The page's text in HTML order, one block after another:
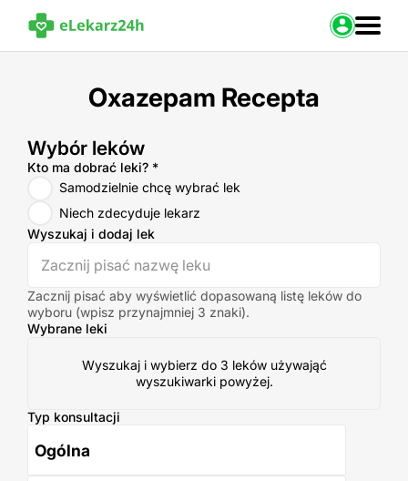
Zaloguj
Strona Główna
Oxazepam Recepta
Wybór leków
Wybór leków
Kto ma dobrać leki? *
Samodzielnie chcę wybrać lek
Niech zdecyduje lekarz
Wyszukaj i dodaj lek
Zacznij pisać aby wyświetlić dopasowaną listę leków do
wyboru (wpisz przynajmniej 3 znaki).
Wybrane leki
Wyszukaj i wybierz do 3 leków używająć
wyszukiwarki powyżej.
Typ konsultacji
Ogólna